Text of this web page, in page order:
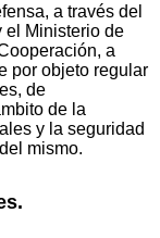
a través del
el Ministerio de
a
por objeto regular
de
de la
y la seguridad
mismo.